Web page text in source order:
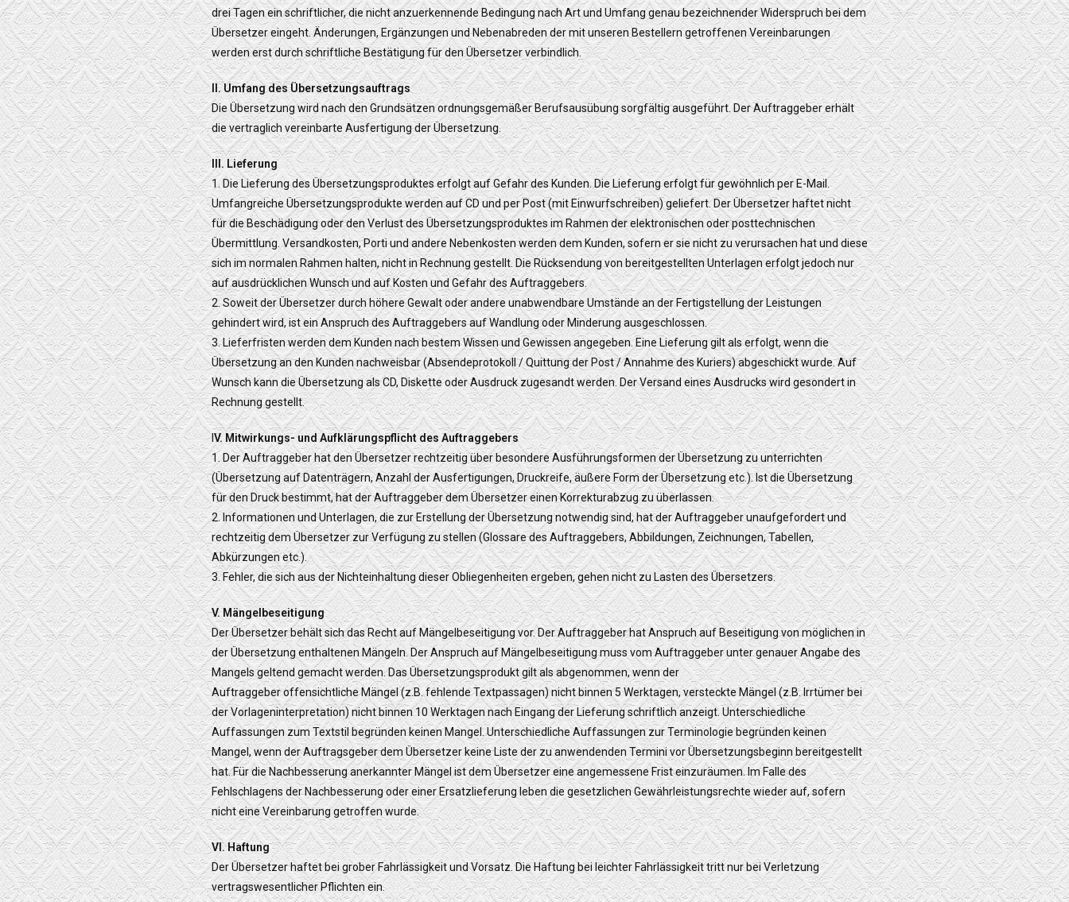
drei Tagen ein schriftlicher, die nicht anzuerkennende Bedingung nach Art und Umfang genau bezeichnender Widerspruch bei dem
Übersetzer eingeht. Änderungen, Ergänzungen und Nebenabreden der mit unseren Bestellern getroffenen Vereinbarungen
werden erst durch schriftliche Bestätigung für den Übersetzer verbindlich.
II. Umfang des Übersetzungsauftrags
Die Übersetzung wird nach den Grundsätzen ordnungsgemäßer Berufsausübung sorgfältig ausgeführt. Der Auftraggeber erhält
die vertraglich vereinbarte Ausfertigung der Übersetzung.
III. Lieferung
1. Die Lieferung des Übersetzungsproduktes erfolgt auf Gefahr des Kunden. Die Lieferung erfolgt für gewöhnlich per E-Mail.
Umfangreiche Übersetzungsprodukte werden auf CD und per Post (mit Einwurfschreiben) geliefert. Der Übersetzer haftet nicht
für die Beschädigung oder den Verlust des Übersetzungsproduktes im Rahmen der elektronischen oder posttechnischen
Übermittlung. Versandkosten, Porti und andere Nebenkosten werden dem Kunden, sofern er sie nicht zu verursachen hat und diese
sich im normalen Rahmen halten, nicht in Rechnung gestellt. Die Rücksendung von bereitgestellten Unterlagen erfolgt jedoch nur
auf ausdrücklichen Wunsch und auf Kosten und Gefahr des Auftraggebers.
2. Soweit der Übersetzer durch höhere Gewalt oder andere unabwendbare Umstände an der Fertigstellung der Leistungen
gehindert wird, ist ein Anspruch des Auftraggebers auf Wandlung oder Minderung ausgeschlossen.
3. Lieferfristen werden dem Kunden nach bestem Wissen und Gewissen angegeben. Eine Lieferung gilt als erfolgt, wenn die
Übersetzung an den Kunden nachweisbar (Absendeprotokoll / Quittung der Post / Annahme des Kuriers) abgeschickt wurde. Auf
Wunsch kann die Übersetzung als CD, Diskette oder Ausdruck zugesandt werden. Der Versand eines Ausdrucks wird gesondert in
Rechnung gestellt.
V. Mitwirkungs- und Aufklärungspflicht des Auftraggebers
1. Der Auftraggeber hat den Übersetzer rechtzeitig über besondere Ausführungsformen der Übersetzung zu unterrichten
(Übersetzung auf Datenträgern, Anzahl der Ausfertigungen, Druckreife, äußere Form der Übersetzung etc.). Ist die Übersetzung
für den Druck bestimmt, hat der Auftraggeber dem Übersetzer einen Korrekturabzug zu überlassen.
2. Informationen und Unterlagen, die zur Erstellung der Übersetzung notwendig sind, hat der Auftraggeber unaufgefordert und
rechtzeitig dem Übersetzer zur Verfügung zu stellen (Glossare des Auftraggebers, Abbildungen, Zeichnungen, Tabellen,
Abkürzungen etc.).
3. Fehler, die sich aus der Nichteinhaltung dieser Obliegenheiten ergeben, gehen nicht zu Lasten des Übersetzers.
V. Mängelbeseitigung
Der Übersetzer behält sich das Recht auf Mängelbeseitigung vor. Der Auftraggeber hat Anspruch auf Beseitigung von möglichen in
der Übersetzung enthaltenen Mängeln. Der Anspruch auf Mängelbeseitigung muss vom Auftraggeber unter genauer Angabe des
Mangels geltend gemacht werden. Das Übersetzungsprodukt gilt als abgenommen, wenn der
Auftraggeber offensichtliche Mängel (z.B. fehlende Textpassagen) nicht binnen 5 Werktagen, versteckte Mängel (z.B. Irrtümer bei
der Vorlageninterpretation) nicht binnen 10 Werktagen nach Eingang der Lieferung schriftlich anzeigt. Unterschiedliche
Auffassungen zum Textstil begründen keinen Mangel. Unterschiedliche Auffassungen zur Terminologie begründen keinen
Mangel, wenn der Auftragsgeber dem Übersetzer keine Liste der zu anwendenden Termini vor Übersetzungsbeginn bereitgestellt
hat. Für die Nachbesserung anerkannter Mängel ist dem Übersetzer eine angemessene Frist einzuräumen. Im Falle des
Fehlschlagens der Nachbesserung oder einer Ersatzlieferung leben die gesetzlichen Gewährleistungsrechte wieder auf, sofern
nicht eine Vereinbarung getroffen wurde.
VI. Haftung
Der Übersetzer haftet bei grober Fahrlässigkeit und Vorsatz. Die Haftung bei leichter Fahrlässigkeit tritt nur bei Verletzung
vertragswesentlicher Pflichten ein.